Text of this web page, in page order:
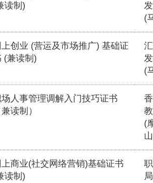
读制)
(
上创业 (营运及市场推广) 基础证
(兼读制)
(
人事管理调解入门技巧证书
兼读制）
(
上商业(社交网络营销)基础证书
读制)